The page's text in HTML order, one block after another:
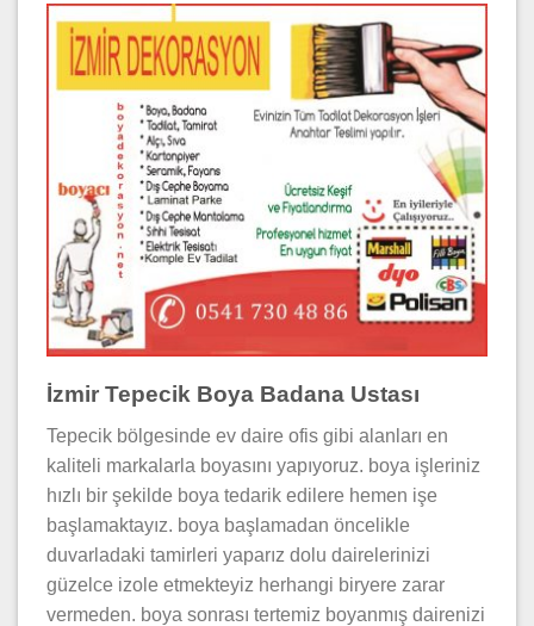
İzmir Tepecik Boya Badana Ustası
Tepecik bölgesinde ev daire ofis gibi alanları en
kaliteli markalarla boyasını yapıyoruz. boya işleriniz
hızlı bir şekilde boya tedarik edilere hemen işe
başlamaktayız. boya başlamadan öncelikle
duvarladaki tamirleri yaparız dolu dairelerinizi
güzelce izole etmekteyiz herhangi biryere zarar
vermeden. boya sonrası tertemiz boyanmış dairenizi